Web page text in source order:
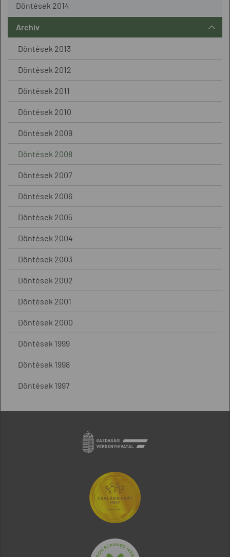
Döntések 2014
Archív
Döntések 2013
Döntések 2012
Döntések 2011
Döntések 2010
Döntések 2009
Döntések 2008
Döntések 2007
Döntések 2006
Döntések 2005
Döntések 2004
Döntések 2003
Döntések 2002
Döntések 2001
Döntések 2000
Döntések 1999
Döntések 1998
Döntések 1997